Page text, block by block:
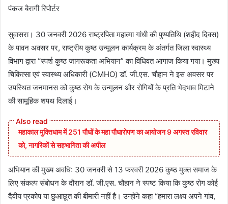
पंकज बैरागी रिपोर्टर
सुवासरा। 30 जनवरी 2026 राष्ट्रपिता महात्मा गांधी की पुण्यतिथि (शहीद दिवस)
के पावन अवसर पर, राष्ट्रीय कुष्ठ उन्मूलन कार्यक्रम के अंतर्गत जिला स्वास्थ्य
विभाग द्वारा “स्पर्श कुष्ठ जागरूकता अभियान” का विधिवत आगाज किया गया। मुख्य
चिकित्सा एवं स्वास्थ्य अधिकारी (CMHO) डॉ. जी.एस. चौहान ने इस अवसर पर
उपस्थित जनमानस को कुष्ठ रोग के उन्मूलन और रोगियों के प्रति भेदभाव मिटाने
की सामूहिक शपथ दिलाई।
महाकाल मुक्तिधाम में 251 पौधों के महा पौधारोपण का आयोजन 9 अगस्त रविवार
को, नागरिकों से सहभागिता की अपील
अभियान की मुख्य अवधि: 30 जनवरी से 13 फरवरी 2026 कुष्ठ मुक्त समाज के
लिए संकल्प संबोधन के दौरान डॉ. जी.एस. चौहान ने स्पष्ट किया कि कुष्ठ रोग कोई
दैवीय प्रकोप या छुआछूत की बीमारी नहीं है। उन्होंने कहा‌ “हमारा लक्ष्य अपने गांव,